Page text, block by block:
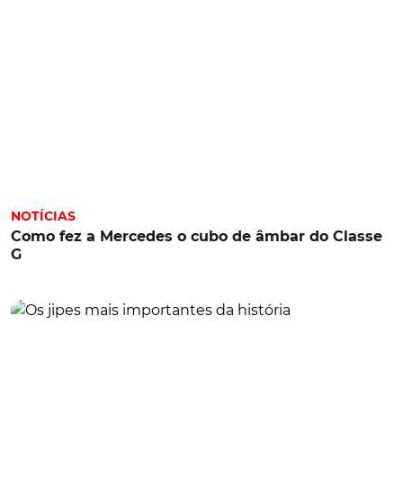
NOTÍCIAS
Como fez a Mercedes o cubo de âmbar do Classe
G